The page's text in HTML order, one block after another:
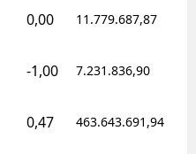
Gümüşhane
Hakkari
0,00 11.779.687,87
-1,00 7.231.836,90
0,47 463.643.691,94